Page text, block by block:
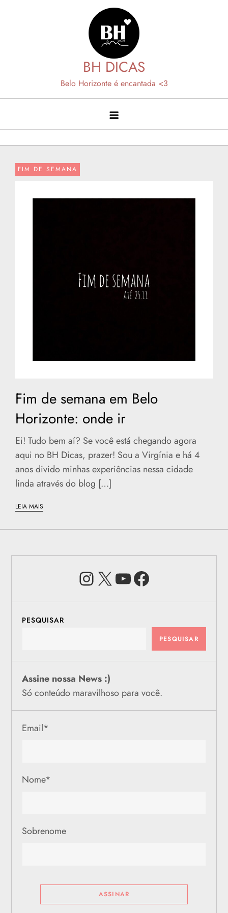
BH DICAS
Belo Horizonte é encantada <3
FIM DE SEMANA
Fim de semana em Belo
Horizonte: onde ir
Ei! Tudo bem aí? Se você está chegando agora
aqui no BH Dicas, prazer! Sou a Virgínia e há 4
anos divido minhas experiências nessa cidade
linda através do blog […]
LEIA MAIS
Instagram
X Youtube
PESQUISAR
PESQUISAR
Assine nossa News :)
Só conteúdo maravilhoso para você.
Email*
Nome*
Sobrenome